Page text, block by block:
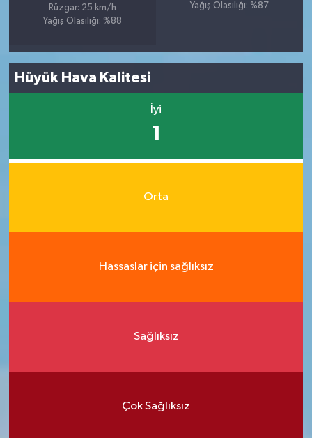
Rüzgar: 25 km/h
Yağış Olasılığı: %88
Yağış Olasılığı: %87
Hüyük Hava Kalitesi
İyi
1
Orta
Hassaslar için sağlıksız
Sağlıksız
Çok Sağlıksız